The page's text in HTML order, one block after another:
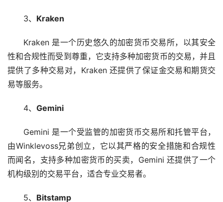
3、 Kraken
Kraken 是一个历史悠久的加密货币交易所，以其安全
性和合规性而受到尊重，它支持多种加密货币的交易，并且
提供了多种交易对，Kraken 还提供了保证金交易和期货交
易等服务。
4、 Gemini
Gemini 是一个受监管的加密货币交易所和托管平台，
由Winklevoss兄弟创立，它以其严格的安全措施和合规性
而闻名，支持多种加密货币的买卖，Gemini 还提供了一个
机构级别的交易平台，适合专业交易者。
5、 Bitstamp